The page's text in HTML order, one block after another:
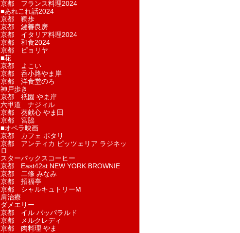
京都 フランス料理2024
■あれこれ話2024
京都 獨歩
京都 鍵善良房
京都 イタリア料理2024
京都 和食2024
京都 ピョリヤ
■花
京都 よこい
京都 呑小路やま岸
京都 洋食堂のろ
神戸歩き
京都 祇園 やま岸
六甲道 ナジィル
京都 葵献心 やま田
京都 宮脇
■オペラ映画
京都 カフェ ポタリ
京都 アンティカ ピッツェリア ラジネッ
ロ
スターバックスコーヒー
京都 East42st NEW YORK BROWNIE
京都 二條 みなみ
京都 招福亭
京都 シャルキュトリーM
肩治療
ダメエリー
京都 イル パッパラルド
京都 メルクレディ
京都 肉料理 やま